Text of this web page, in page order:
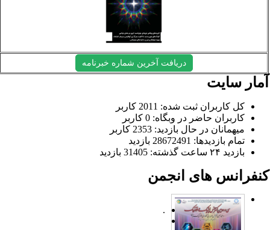
دریافت آخرین شماره خبرنامه
سایت
کل کاربران ثبت شده: 2011 کاربر
کاربران حاضر در وبگاه: 0 کاربر
میهمانان در حال بازدید: 2353 کاربر
تمام بازدید‌ها: 28672491 بازدید
بازدید ۲۴ ساعت گذشته: 31405 بازدید
های انجمن
.